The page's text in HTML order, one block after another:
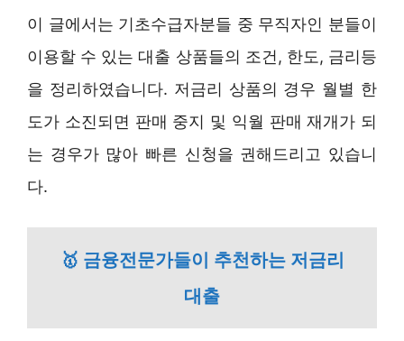
이 글에서는 기초수급자분들 중 무직자인 분들이
이용할 수 있는 대출 상품들의 조건, 한도, 금리등
을 정리하였습니다. 저금리 상품의 경우 월별 한
도가 소진되면 판매 중지 및 익월 판매 재개가 되
는 경우가 많아 빠른 신청을 권해드리고 있습니
다.
🥇 금융전문가들이 추천하는 저금리
대출